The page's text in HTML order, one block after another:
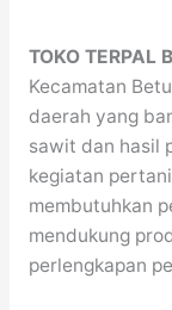
TOKO TERPAL
Kecamatan
daerah yang
sawit dan hasil
kegiatan
membutuhkan
mendukung
perlengkapan